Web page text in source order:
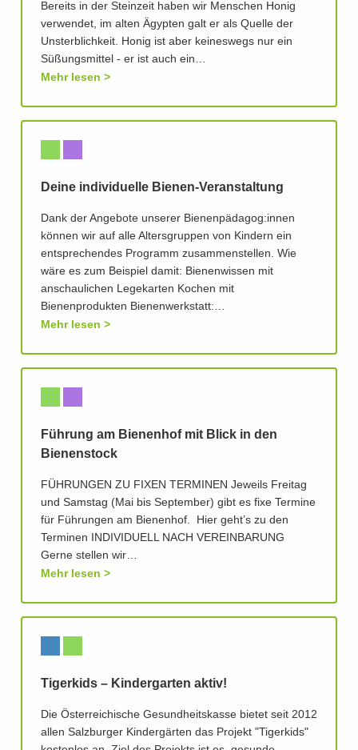
Bereits in der Steinzeit haben wir Menschen Honig
verwendet, im alten Ägypten galt er als Quelle der
Unsterblichkeit. Honig ist aber keineswegs nur ein
Süßungsmittel - er ist auch ein…
Mehr lesen
Deine individuelle Bienen-Veranstaltung
Dank der Angebote unserer Bienenpädagog:innen
können wir auf alle Altersgruppen von Kindern ein
entsprechendes Programm zusammenstellen. Wie
wäre es zum Beispiel damit: Bienenwissen mit
anschaulichen Legekarten Kochen mit
Bienenprodukten Bienenwerkstatt:…
Mehr lesen
Führung am Bienenhof mit Blick in den
Bienenstock
FÜHRUNGEN ZU FIXEN TERMINEN Jeweils Freitag
und Samstag (Mai bis September) gibt es fixe Termine
für Führungen am Bienenhof. Hier geht’s zu den
Terminen INDIVIDUELL NACH VEREINBARUNG
Gerne stellen wir…
Mehr lesen
Tigerkids – Kindergarten aktiv!
Die Österreichische Gesundheitskasse bietet seit 2012
allen Salzburger Kindergärten das Projekt "Tigerkids"